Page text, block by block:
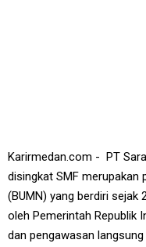
Karirmedan.com - PT
disingkat SMF merupakan
(BUMN) yang berdiri sejak
oleh Pemerintah Republik
dan pengawasan